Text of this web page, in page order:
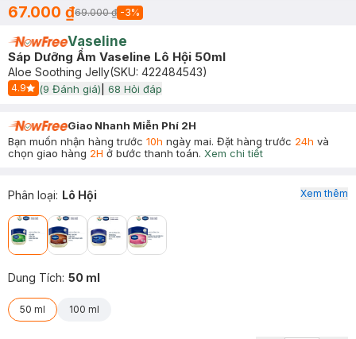
67.000 ₫69.000 ₫ -3%
Vaseline
Sáp Dưỡng Ẩm Vaseline Lô Hội 50ml
Aloe Soothing Jelly(SKU: 422484543)
4.9
Start Icon
(9 Đánh giá) 68 Hỏi đáp
Giao Nhanh Miễn Phí 2H
Bạn muốn nhận hàng trước 10h ngày mai. Đặt hàng trước 24h và
chọn giao hàng 2H ở bước thanh toán. Xem chi tiết
Phân loại: Lô Hội
Dung Tích: 50 ml
50 ml 100 ml
Xem thêm